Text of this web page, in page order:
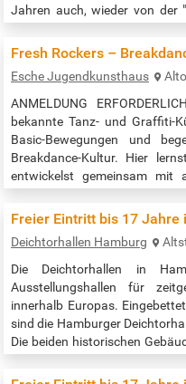
Jahren auch, wieder von der
wandsbek.de/?p=14044
Fresh Rockers –
Esche Jugendkunsthaus
ANMELDUNG
bekannte Tanz- und Graffiti-
Basic-Bewegungen und
Breakdance-Kultur. Hier
entwickelst gemeinsam mit
heller Sohle! Anmeldung über
Freier Eintritt bis 17 Jahre
Deichtorhallen Hamburg
Die Deichtorhallen in
Ausstellungshallen für
innerhalb Europas.
sind die Hamburger
Die beiden historischen
internationale